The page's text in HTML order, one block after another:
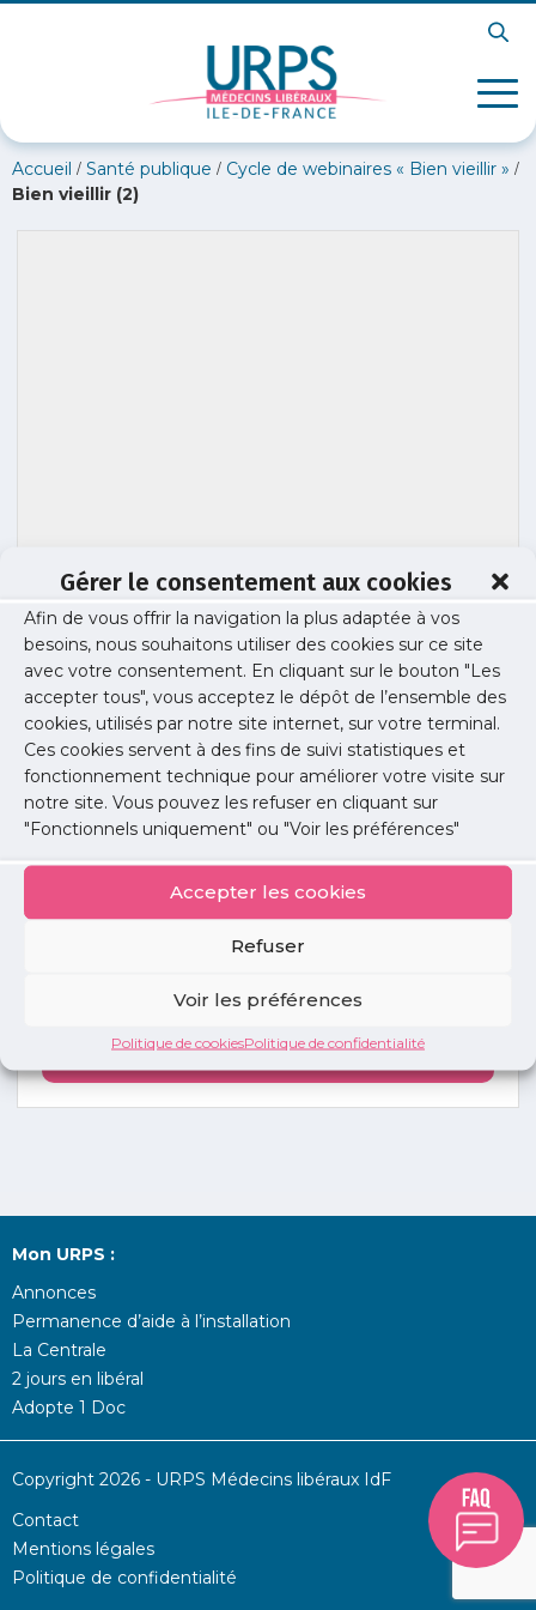
Gérer le consentement aux cookies
Afin de vous offrir la navigation la plus adaptée à vos
besoins, nous souhaitons utiliser des cookies sur ce site
avec votre consentement. En cliquant sur le bouton "Les
accepter tous", vous acceptez le dépôt de l’ensemble des
cookies, utilisés par notre site internet, sur votre terminal.
Ces cookies servent à des fins de suivi statistiques et
fonctionnement technique pour améliorer votre visite sur
notre site. Vous pouvez les refuser en cliquant sur
"Fonctionnels uniquement" ou "Voir les préférences"
Accepter les cookies
Refuser
Voir les préférences
Politique de cookiesPolitique de confidentialité
Accueil / Santé publique / Cycle de webinaires « Bien vieillir » /
Bien vieillir (2)
Bien vieillir (2)
Publié le : 10 février 2026
Partager cet article :
annonces
Mon URPS :
Annonces
Permanence d’aide à l’installation
La Centrale
2 jours en libéral
Adopte 1 Doc
Copyright 2026 - URPS Médecins libéraux IdF
Contact
Mentions légales
Politique de confidentialité